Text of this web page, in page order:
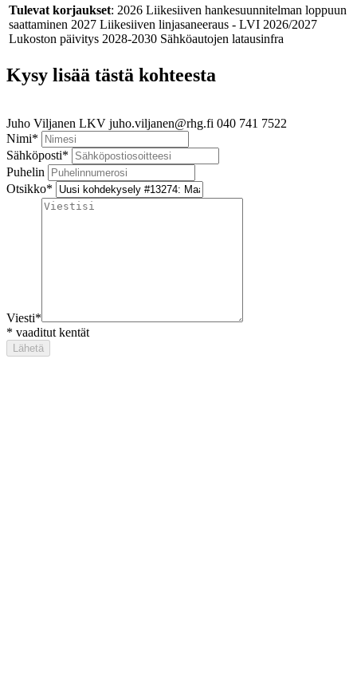
Tulevat korjaukset: 2026 Liikesiiven hankesuunnitelman loppuun
saattaminen 2027 Liikesiiven linjasaneeraus - LVI 2026/2027
Lukoston päivitys 2028-2030 Sähköautojen latausinfra
Kysy lisää tästä kohteesta
Juho Viljanen LKV juho.viljanen@rhg.fi 040 741 7522
Nimi*
Sähköposti*
Puhelin
Otsikko*
Viesti*
* vaaditut kentät